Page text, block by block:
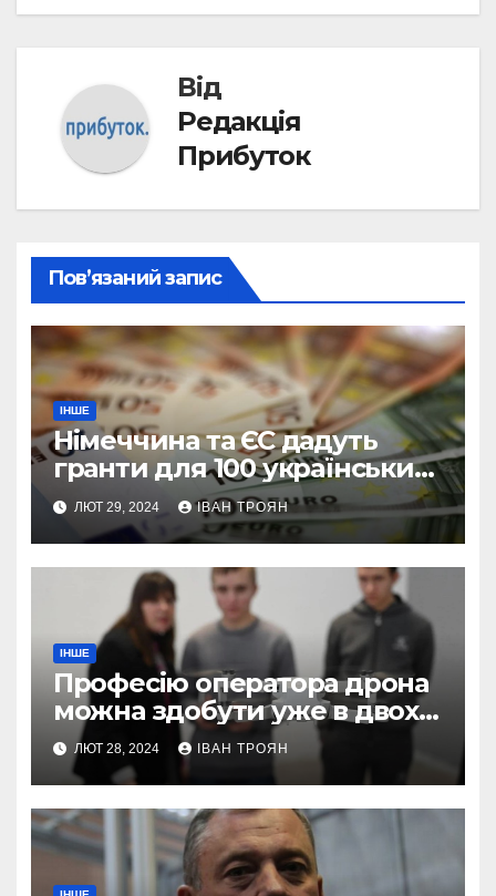
Від
Редакція
Прибуток
Пов’язаний запис
ІНШЕ
Німеччина та ЄС дадуть
гранти для 100 українських
підприємств
ЛЮТ 29, 2024 ІВАН ТРОЯН
ІНШЕ
Професію оператора дрона
можна здобути уже в двох
профтехах Львівщини
ЛЮТ 28, 2024 ІВАН ТРОЯН